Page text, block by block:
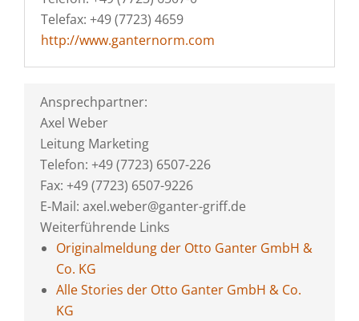
Telefax: +49 (7723) 4659
http://www.ganternorm.com
Ansprechpartner:
Axel Weber
Leitung Marketing
Telefon: +49 (7723) 6507-226
Fax: +49 (7723) 6507-9226
E-Mail: axel.weber@ganter-griff.de
Weiterführende Links
Originalmeldung der Otto Ganter GmbH &
Co. KG
Alle Stories der Otto Ganter GmbH & Co.
KG